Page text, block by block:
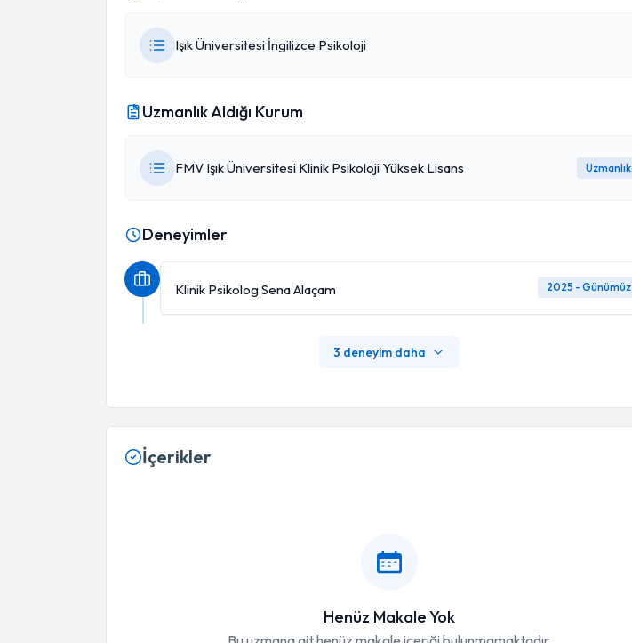
Işık Üniversitesi İngilizce Psikoloji
Uzmanlık Aldığı Kurum
FMV Işık Üniversitesi Klinik Psikoloji Yüksek Lisans Uzmanlık
Deneyimler
Klinik Psikolog Sena Alaçam 2025 - Günümüz
3 deneyim daha
İçerikler
Henüz Makale Yok